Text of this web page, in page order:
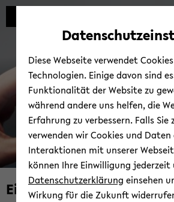
skip
main
skip
main
skip
footer
Eine Karte für Alles!
Diese Webseite verwendet
Technologien. Einige davon sind
Funktionalität der Website zu
während andere uns helfen, die
Erfahrung zu verbessern. Falls
verwenden wir Cookies und
Interaktionen mit unserer
können Ihre Einwilligung
Datenschutzerklärung einsehen
Wirkung für die Zukunft